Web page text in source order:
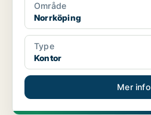
Område
Norrköping
Type
Kontor
Mer info